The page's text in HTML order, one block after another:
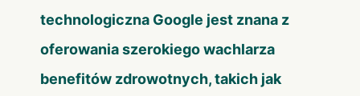
technologiczna Google jest znana z
oferowania szerokiego wachlarza
benefitów zdrowotnych, takich jak